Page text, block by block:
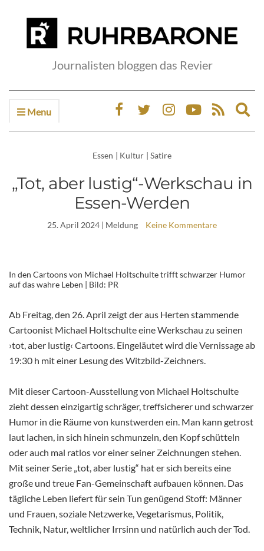
Journalisten bloggen das Revier
Menu
Essen | Kultur | Satire
„Tot, aber lustig“-Werkschau in
Essen-Werden
25. April 2024 | Meldung Keine Kommentare
In den Cartoons von Michael Holtschulte trifft schwarzer Humor
auf das wahre Leben | Bild: PR
Ab Freitag, den 26. April zeigt der aus Herten stammende
Cartoonist Michael Holtschulte eine Werkschau zu seinen
›tot, aber lustig‹ Cartoons. Eingeläutet wird die Vernissage ab
19:30 h mit einer Lesung des Witzbild-Zeichners.
Mit dieser Cartoon-Ausstellung von Michael Holtschulte
zieht dessen einzigartig schräger, treffsicherer und schwarzer
Humor in die Räume von kunstwerden ein. Man kann getrost
laut lachen, in sich hinein schmunzeln, den Kopf schütteln
oder auch mal ratlos vor einer seiner Zeichnungen stehen.
Mit seiner Serie „tot, aber lustig“ hat er sich bereits eine
große und treue Fan-Gemeinschaft aufbauen können. Das
tägliche Leben liefert für sein Tun genügend Stoff: Männer
und Frauen, soziale Netzwerke, Vegetarismus, Politik,
Technik, Natur, weltlicher Irrsinn und natürlich auch der Tod.